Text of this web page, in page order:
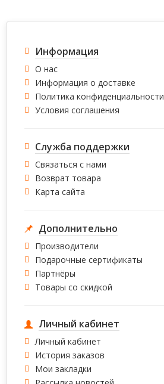
Информация
О нас
Информация о доставке
Политика конфиденциальности
Условия соглашения
Служба поддержки
Связаться с нами
Возврат товара
Карта сайта
Дополнительно
Производители
Подарочные сертификаты
Партнёры
Товары со скидкой
Личный кабинет
Личный кабинет
История заказов
Мои закладки